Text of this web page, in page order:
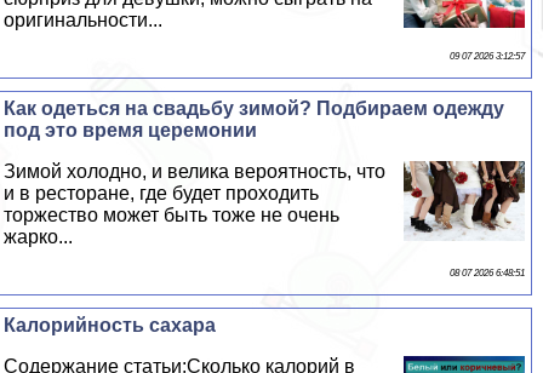
оригинальности...
09 07 2026 3:12:57
Как одеться на свадьбу зимой? Подбираем одежду
под это время церемонии
Зимой холодно, и велика вероятность, что
и в ресторане, где будет проходить
торжество может быть тоже не очень
жарко...
08 07 2026 6:48:51
Калорийность сахара
Содержание статьи:Сколько калорий в